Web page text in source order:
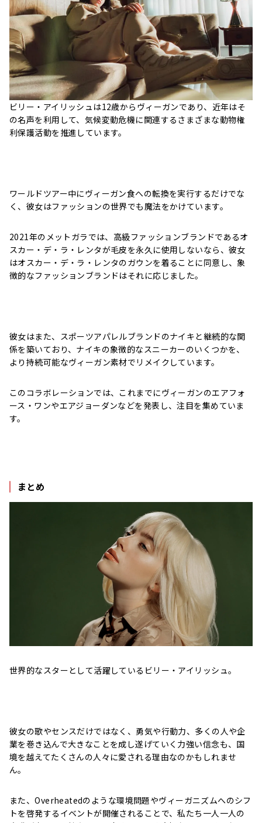
ビリー・アイリッシュは12歳からヴィーガンであり、近年はそ
の名声を利用して、気候変動危機に関連するさまざまな動物権
利保護活動を推進しています。
ワールドツアー中にヴィーガン食への転換を実行するだけでな
く、彼女はファッションの世界でも魔法をかけています。
2021年のメットガラでは、高級ファッションブランドであるオ
スカー・デ・ラ・レンタが毛皮を永久に使用しないなら、彼女
はオスカー・デ・ラ・レンタのガウンを着ることに同意し、象
徴的なファッションブランドはそれに応じました。
彼女はまた、スポーツアパレルブランドのナイキと継続的な関
係を築いており、ナイキの象徴的なスニーカーのいくつかを、
より持続可能なヴィーガン素材でリメイクしています。
このコラボレーションでは、これまでにヴィーガンのエアフォ
ース・ワンやエアジョーダンなどを発表し、注目を集めていま
す。
まとめ
世界的なスターとして活躍しているビリー・アイリッシュ。
彼女の歌やセンスだけではなく、勇気や行動力、多くの人や企
業を巻き込んで大きなことを成し遂げていく力強い信念も、国
境を越えてたくさんの人々に愛される理由なのかもしれませ
ん。
また、Overheatedのような環境問題やヴィーガニズムへのシフ
トを啓発するイベントが開催されることで、私たち一人一人の